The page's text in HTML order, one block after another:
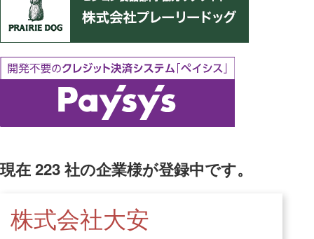
現在223社の企業様が登録中です。
株式会社大安